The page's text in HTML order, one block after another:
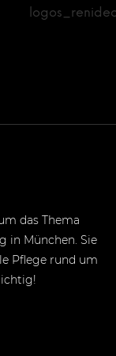
das Thema
in München. Sie
Pflege rund um